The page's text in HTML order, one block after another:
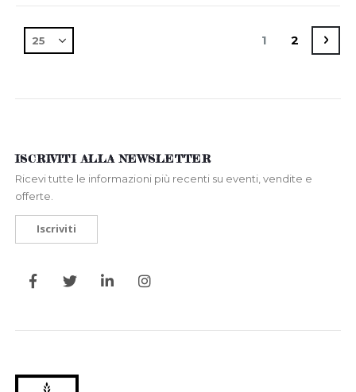
Attualmente
1 Pagina
2
ISCRIVITI ALLA NEWSLETTER
Ricevi tutte le informazioni più recenti su eventi, vendite e
offerte.
Iscriviti